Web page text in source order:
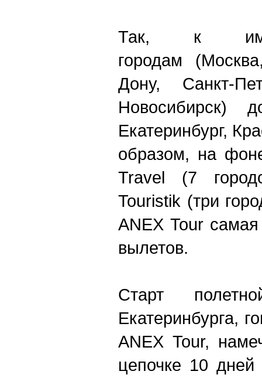
Так, к
городам
Дону, Санкт-
Новосибирск)
Екатеринбург,
образом, на
Travel (7
Touristik (три
ANEX Tour
вылетов.
Старт
Екатеринбурга,
ANEX Tour,
цепочке 10